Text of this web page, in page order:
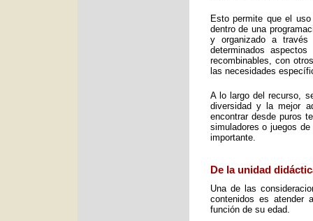
Esto permite que el
dentro de una
y organizado a
determinados
recombinables, con
las necesidades
A lo largo del recurso,
diversidad y la mejor
encontrar desde puros
simuladores o juegos
importante.
De la unidad
Una de las
contenidos es atender
función de su edad.